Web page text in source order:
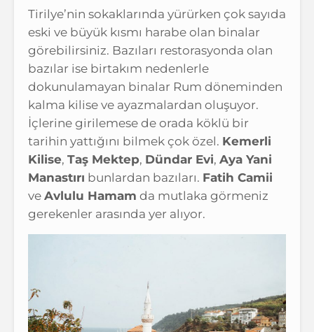
Tirilye’nin sokaklarında yürürken çok sayıda
eski ve büyük kısmı harabe olan binalar
görebilirsiniz. Bazıları restorasyonda olan
bazılar ise birtakım nedenlerle
dokunulamayan binalar Rum döneminden
kalma kilise ve ayazmalardan oluşuyor.
İçlerine girilemese de orada köklü bir
tarihin yattığını bilmek çok özel. Kemerli
Kilise, Taş Mektep, Dündar Evi, Aya Yani
Manastırı bunlardan bazıları. Fatih Camii
ve Avlulu Hamam da mutlaka görmeniz
gerekenler arasında yer alıyor.